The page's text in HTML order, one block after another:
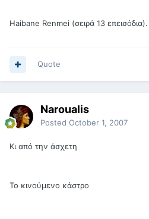
Haibane Renmei (σειρά 13 επεισόδια).
Quote
Naroualis
Posted October 1, 2007
Κι από την άσχετη
Το κινούμενο κάστρο